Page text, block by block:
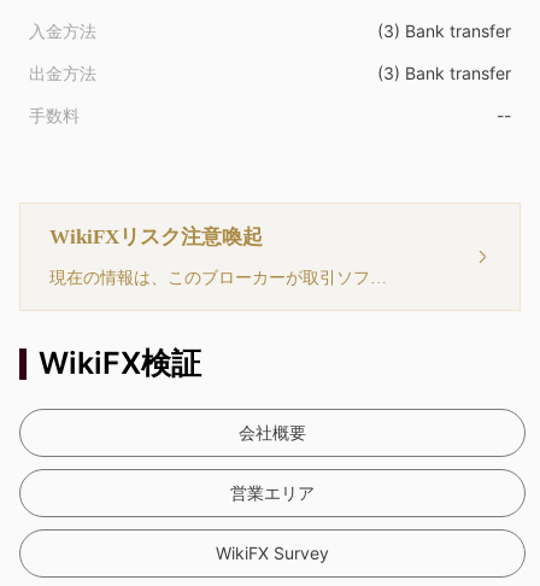
入金方法 (3) Bank transfer
出金方法 (3) Bank transfer
手数料 --
WikiFXリスク注意喚起
現在の情報は、このブローカーが取引ソフトウェアを持っていないことを示しています。注意してください！
WikiFX検証
会社概要
営業エリア
WikiFX Survey